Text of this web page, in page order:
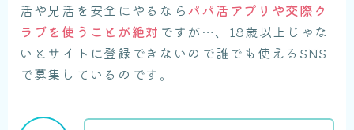
活や兄活を安全にやるならパパ活アプリや交際ク
ラブを使うことが絶対 ですが…、18歳以上じゃな
いとサイトに登録できないので誰でも使えるSNS
で募集しているのです。